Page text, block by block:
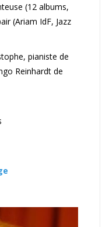
(12 albums,
(Ariam IdF, Jazz
pianiste de
Reinhardt de